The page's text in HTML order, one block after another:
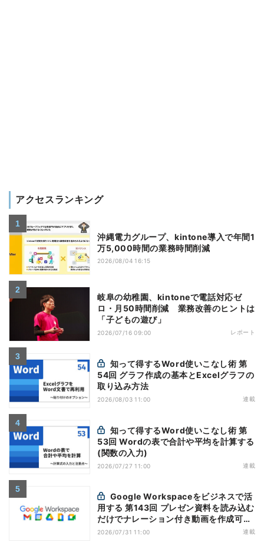
アクセスランキング
沖縄電力グループ、kintone導入で年間1
万5,000時間の業務時間削減
2026/08/04 16:15
岐阜の幼稚園、kintoneで電話対応ゼ
ロ・月50時間削減 業務改善のヒントは
「子どもの遊び」
2026/07/16 09:00 レポート
54回 グラフ作成の基本とExcelグラフの
取り込み方法
2026/08/03 11:00 連載
53回 Wordの表で合計や平均を計算する
(関数の入力)
2026/07/27 11:00 連載
用する 第143回 プレゼン資料を読み込む
だけでナレーション付き動画を作成可能
になった「Google Vids」
2026/07/31 11:00 連載